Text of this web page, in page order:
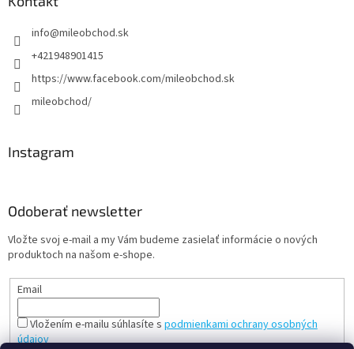
info@mileobchod.sk
+421948901415
https://www.facebook.com/mileobchod.sk
mileobchod/
Instagram
Odoberať newsletter
Vložte svoj e-mail a my Vám budeme zasielať informácie o nových
produktoch na našom e-shope.
Email
Vložením e-mailu súhlasíte s podmienkami ochrany osobných
údajov